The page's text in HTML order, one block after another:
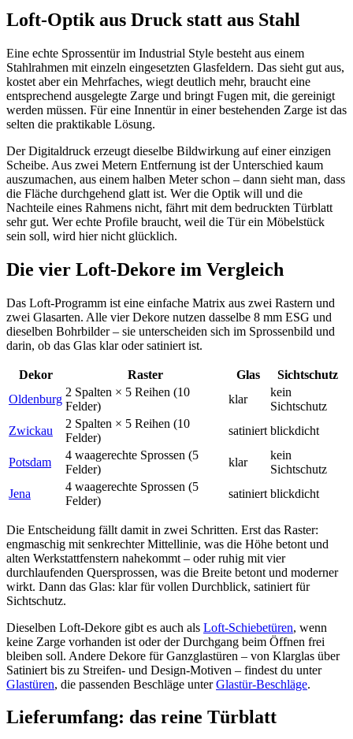
Loft-Optik aus Druck statt aus Stahl
Eine echte Sprossentür im Industrial Style besteht aus einem
Stahlrahmen mit einzeln eingesetzten Glasfeldern. Das sieht gut aus,
kostet aber ein Mehrfaches, wiegt deutlich mehr, braucht eine
entsprechend ausgelegte Zarge und bringt Fugen mit, die gereinigt
werden müssen. Für eine Innentür in einer bestehenden Zarge ist das
selten die praktikable Lösung.
Der Digitaldruck erzeugt dieselbe Bildwirkung auf einer einzigen
Scheibe. Aus zwei Metern Entfernung ist der Unterschied kaum
auszumachen, aus einem halben Meter schon – dann sieht man, dass
die Fläche durchgehend glatt ist. Wer die Optik will und die
Nachteile eines Rahmens nicht, fährt mit dem bedruckten Türblatt
sehr gut. Wer echte Profile braucht, weil die Tür ein Möbelstück
sein soll, wird hier nicht glücklich.
Die vier Loft-Dekore im Vergleich
Das Loft-Programm ist eine einfache Matrix aus zwei Rastern und
zwei Glasarten. Alle vier Dekore nutzen dasselbe 8 mm ESG und
dieselben Bohrbilder – sie unterscheiden sich im Sprossenbild und
darin, ob das Glas klar oder satiniert ist.
Dekor Raster Glas
Sichtschutz
Oldenburg
2 Spalten × 5 Reihen (10
Felder)
klar
kein
Sichtschutz
Zwickau
2 Spalten × 5 Reihen (10
Felder)
satiniert blickdicht
Potsdam
4 waagerechte Sprossen (5
Felder)
klar
kein
Sichtschutz
Jena
4 waagerechte Sprossen (5
Felder)
satiniert blickdicht
Die Entscheidung fällt damit in zwei Schritten. Erst das Raster:
engmaschig mit senkrechter Mittellinie, was die Höhe betont und
alten Werkstattfenstern nahekommt – oder ruhig mit vier
durchlaufenden Quersprossen, was die Breite betont und moderner
wirkt. Dann das Glas: klar für vollen Durchblick, satiniert für
Sichtschutz.
Dieselben Loft-Dekore gibt es auch als Loft-Schiebetüren, wenn
keine Zarge vorhanden ist oder der Durchgang beim Öffnen frei
bleiben soll. Andere Dekore für Ganzglastüren – von Klarglas über
Satiniert bis zu Streifen- und Design-Motiven – findest du unter
Glastüren, die passenden Beschläge unterGlastür-Beschläge.
Lieferumfang: das reine Türblatt